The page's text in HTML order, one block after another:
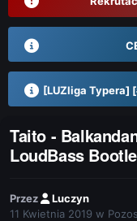
[LUZliga Typera]
Taito -
LoudBass
Przez
Luczyn
11 Kwietnia 2019 w